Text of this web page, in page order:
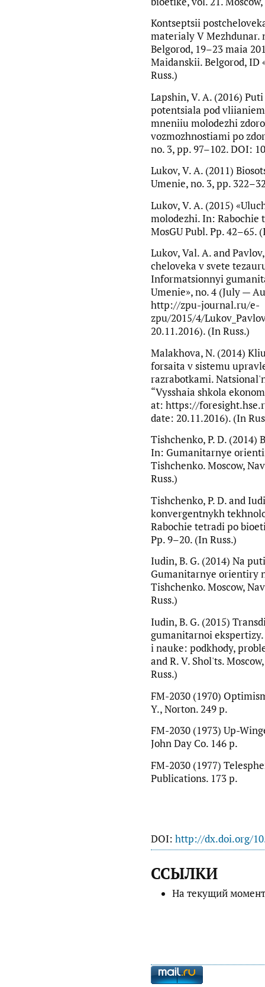
Kontseptsii
materialy V Mezhdunar.
Belgorod, 19–23 maia
Maidanskii. Belgorod, ID
Russ.)
Lapshin, V. A. (2016)
potentsiala pod
mneniiu molodezhi
vozmozhnostiami po
no. 3, pp. 97–102. DOI:
Lukov, V. A. (2011)
Umenie, no. 3, pp.
Lukov, V. A. (2015)
molodezhi. In: Rabochie
MosGU Publ. Pp. 42–65.
Lukov, Val. A. and
cheloveka v svete
Informatsionnyi
Umenie», no. 4 (July —
http://zpu-journal.ru/e-
zpu/2015/4/
20.11.2016). (In Russ.)
Malakhova, N. (2014)
forsaita v sistemu
razrabotkami.
“Vysshaia shkola
at: https://
date: 20.11.2016). (In
Tishchenko, P. D. (2014)
In: Gumanitarnye
Tishchenko. Moscow,
Russ.)
Tishchenko, P. D. and
konvergentnykh
Rabochie tetradi po
Pp. 9–20. (In Russ.)
Iudin, B. G. (2014) Na
Gumanitarnye orientiry
Tishchenko. Moscow,
Russ.)
Iudin, B. G. (2015)
gumanitarnoi
i nauke: podkhody,
and R. V. Shol'ts.
Russ.)
FM-2030 (1970)
Y., Norton. 249 p.
FM-2030 (1973) Up-
John Day Co. 146 p.
FM-2030 (1977)
Publications. 173 p.
DOI: http://dx.doi.org/
ССЫЛКИ
На текущий